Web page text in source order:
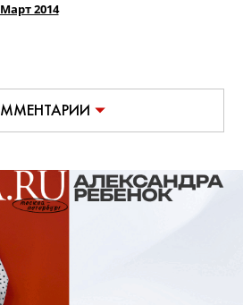
Март 2014